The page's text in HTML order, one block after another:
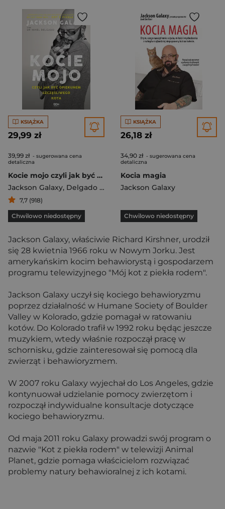
KSIĄŻKA
29,99 zł
39,99 zł - sugerowana cena
detaliczna
Kocie mojo czyli jak być opiekunem szczęśliwego kota
Jackson Galaxy, Delgado Mikel ,Rock Bobby
7,7 (918)
Chwilowo niedostępny
KSIĄŻKA
26,18 zł
34,90 zł - sugerowana cena
detaliczna
Kocia magia
Jackson Galaxy
Chwilowo niedostępny
Jackson Galaxy, właściwie Richard Kirshner, urodził
się 28 kwietnia 1966 roku w Nowym Jorku. Jest
amerykańskim kocim behawiorystą i gospodarzem
programu telewizyjnego "Mój kot z piekła rodem".
Jackson Galaxy uczył się kociego behawioryzmu
poprzez działalność w Humane Society of Boulder
Valley w Kolorado, gdzie pomagał w ratowaniu
kotów. Do Kolorado trafił w 1992 roku będąc jeszcze
muzykiem, wtedy właśnie rozpoczął pracę w
schornisku, gdzie zainteresował się pomocą dla
zwierząt i behawioryzmem.
W 2007 roku Galaxy wyjechał do Los Angeles, gdzie
kontynuował udzielanie pomocy zwierzętom i
rozpoczął indywidualne konsultacje dotyczące
kociego behawioryzmu.
Od maja 2011 roku Galaxy prowadzi swój program o
nazwie "Kot z piekła rodem" w telewizji Animal
Planet, gdzie pomaga właścicielom rozwiązać
problemy natury behawioralnej z ich kotami.